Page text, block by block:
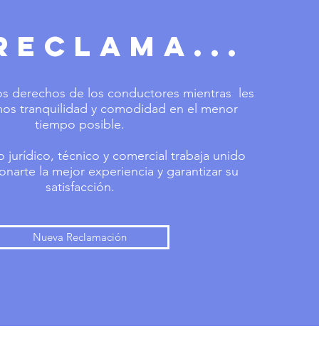
derechos de los conductores mientras les
tranquilidad y comodidad en el menor
tiempo posible.
jurídico, técnico y comercial trabaja unido
la mejor experiencia y garantizar su
satisfacción.
Nueva Reclamación